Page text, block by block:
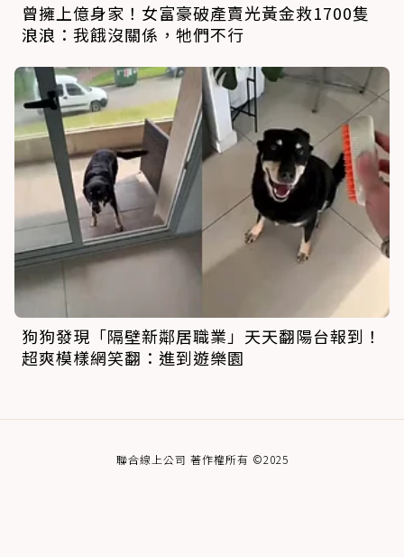
曾擁上億身家！女富豪破產賣光黃金救1700隻
浪浪：我餓沒關係，牠們不行
狗狗發現「隔壁新鄰居職業」天天翻陽台報到！
超爽模樣網笑翻：進到遊樂園
聯合線上公司 著作權所有 ©2025